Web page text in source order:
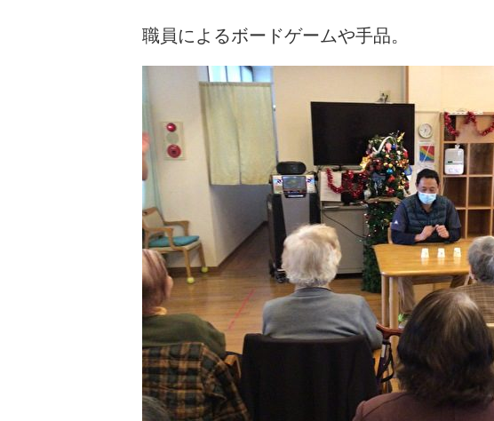
職員によるボードゲームや手品。